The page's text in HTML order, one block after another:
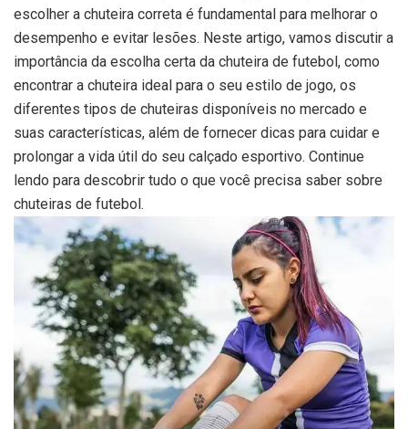
escolher a chuteira correta é fundamental para melhorar o
desempenho e evitar lesões. Neste artigo, vamos discutir a
importância da escolha certa da chuteira de futebol, como
encontrar a chuteira ideal para o seu estilo de jogo, os
diferentes tipos de chuteiras disponíveis no mercado e
suas características, além de fornecer dicas para cuidar e
prolongar a vida útil do seu calçado esportivo. Continue
lendo para descobrir tudo o que você precisa saber sobre
chuteiras de futebol.